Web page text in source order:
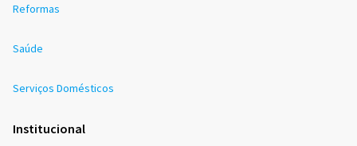
Reformas
Saúde
Serviços Domésticos
Institucional